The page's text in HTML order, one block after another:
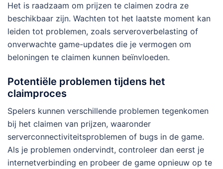
Het is raadzaam om prijzen te claimen zodra ze
beschikbaar zijn. Wachten tot het laatste moment kan
leiden tot problemen, zoals serveroverbelasting of
onverwachte game-updates die je vermogen om
beloningen te claimen kunnen beïnvloeden.
Potentiële problemen tijdens het
claimproces
Spelers kunnen verschillende problemen tegenkomen
bij het claimen van prijzen, waaronder
serverconnectiviteitsproblemen of bugs in de game.
Als je problemen ondervindt, controleer dan eerst je
internetverbinding en probeer de game opnieuw op te